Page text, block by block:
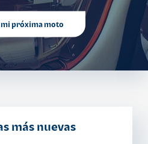
próxima moto
más nuevas